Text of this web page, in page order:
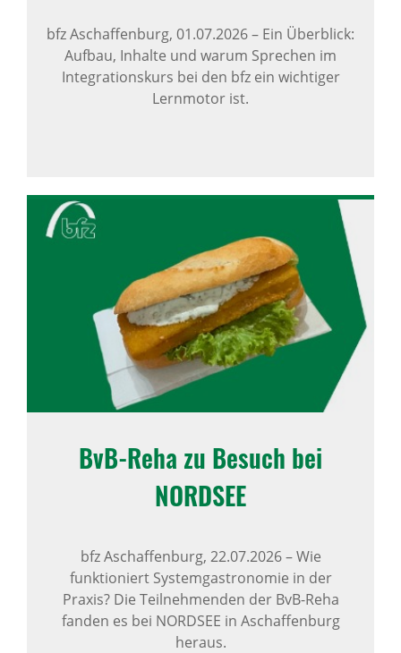
bfz Aschaffenburg, 01.07.2026– Ein Überblick:
Aufbau, Inhalte und warum Sprechen im
Integrationskurs bei den bfz ein wichtiger
Lernmotor ist.
BvB-Reha zu Besuch bei
NORDSEE
bfz Aschaffenburg, 22.07.2026–Wie
funktioniert Systemgastronomie in der
Praxis? Die Teilnehmenden der BvB-Reha
fanden es bei NORDSEE in Aschaffenburg
heraus.